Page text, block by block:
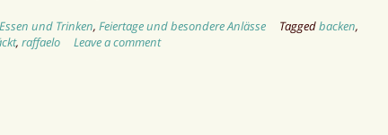
Essen und Trinken,Feiertage und besondere Anlässe Taggedbacken,
,raffaelo Leave a comment